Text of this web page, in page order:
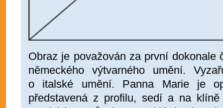
Obraz je považován za první dokonale
německého výtvarného umění.
o italské umění. Panna Marie je
představená z profilu, sedí a na